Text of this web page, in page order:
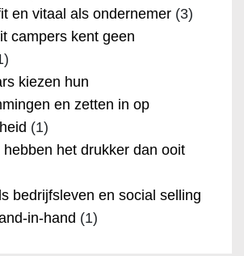
en vitaal als ondernemer (3)
campers kent geen
kiezen hun
en zetten in op
(1)
hebben het drukker dan ooit
bedrijfsleven en social selling
in-hand (1)